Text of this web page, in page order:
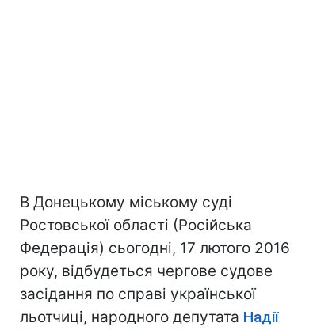
В Донецькому міському суді
Ростовської області (Російська
Федерація) сьогодні, 17 лютого 2016
року, відбудеться чергове судове
засідання по справі української
льотчиці, народного депутата Надії